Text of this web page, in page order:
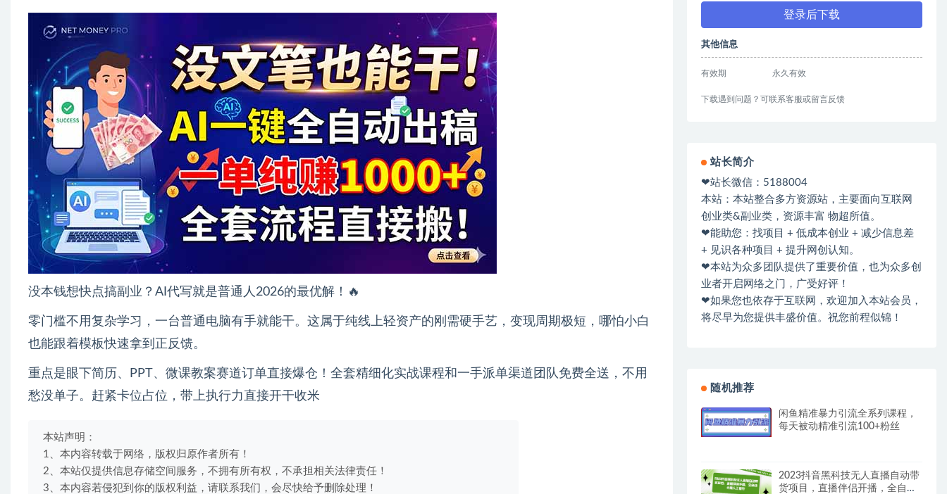
没本钱想快点搞副业？AI代写就是普通人2026的最优解！🔥
零门槛不用复杂学习，一台普通电脑有手就能干。这属于纯线上轻资产的刚需硬手艺，变现周期极短，哪怕小白
也能跟着模板快速拿到正反馈。
重点是眼下简历、PPT、微课教案赛道订单直接爆仓！全套精细化实战课程和一手派单渠道团队免费全送，不用
愁没单子。赶紧卡位占位，带上执行力直接开干收米
本站声明：
1、本内容转载于网络，版权归原作者所有！
2、本站仅提供信息存储空间服务，不拥有所有权，不承担相关法律责任！
3、本内容若侵犯到你的版权利益，请联系我们，会尽快给予删除处理！
登录后下载
其他信息
有效期 永久有效
下载遇到问题？可联系客服或留言反馈
站长简介
❤站长微信：5188004
本站：本站整合多方资源站，主要面向互联网
创业类&副业类，资源丰富 物超所值。
❤能助您：找项目 + 低成本创业 + 减少信息差
+ 见识各种项目 + 提升网创认知。
❤本站为众多团队提供了重要价值，也为众多创
业者开启网络之门，广受好评！
❤如果您也依存于互联网，欢迎加入本站会员，
将尽早为您提供丰盛价值。祝您前程似锦！
随机推荐
闲鱼精准暴力引流全系列课程，
每天被动精准引流100+粉丝
2023抖音黑科技无人直播自动带
货项目，直播伴侣开播，全自动